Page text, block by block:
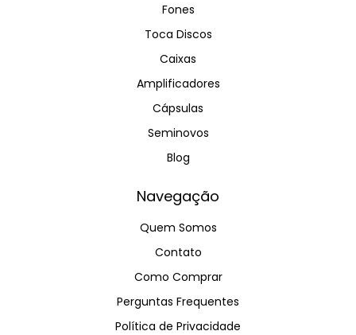
Fones
Toca Discos
Caixas
Amplificadores
Cápsulas
Seminovos
Blog
Navegação
Quem Somos
Contato
Como Comprar
Perguntas Frequentes
Política de Privacidade